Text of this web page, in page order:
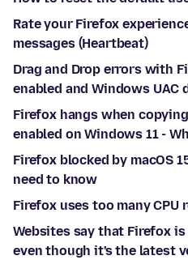
Rate your Firefox
messages (Heartbeat)
Drag and Drop errors with
enabled and Windows UAC
Firefox hangs when
enabled on Windows 11 -
Firefox blocked by macOS
need to know
Firefox uses too many CPU
Websites say that Firefox
even though it's the latest